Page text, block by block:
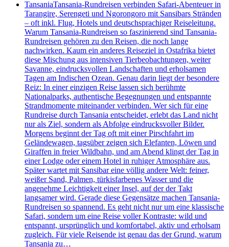
TansaniaTansania-Rundreisen verbinden Safari-Abenteuer in
Tarangire, Serengeti und Ngorongoro mit Sansibars Stränden
– oft inkl. Flug, Hotels und deutschsprachiger Reiseleitung.
Warum Tansania-Rundreisen so faszinierend sind Tansania-
Rundreisen gehören zu den Reisen, die noch lange
nachwirken. Kaum ein anderes Reiseziel in Ostafrika bietet
diese Mischung aus intensiven Tierbeobachtungen, weiter
Savanne, eindrucksvollen Landschaften und erholsamen
Tagen am Indischen Ozean. Genau darin liegt der besondere
Reiz: In einer einzigen Reise lassen sich berühmte
Nationalparks, authentische Begegnungen und entspannte
Strandmomente miteinander verbinden. Wer sich für eine
Rundreise durch Tansania entscheidet, erlebt das Land nicht
nur als Ziel, sondern als Abfolge eindrucksvoller Bilder.
Morgens beginnt der Tag oft mit einer Pirschfahrt im
Geländewagen, tagsüber zeigen sich Elefanten, Löwen und
Giraffen in freier Wildbahn, und am Abend klingt der Tag in
einer Lodge oder einem Hotel in ruhiger Atmosphäre aus.
Später wartet mit Sansibar eine völlig andere Welt: feiner,
weißer Sand, Palmen, türkisfarbenes Wasser und die
angenehme Leichtigkeit einer Insel, auf der der Takt
langsamer wird. Gerade diese Gegensätze machen Tansania-
Rundreisen so spannend. Es geht nicht nur um eine klassische
Safari, sondern um eine Reise voller Kontraste: wild und
entspannt, ursprünglich und komfortabel, aktiv und erholsam
zugleich. Für viele Reisende ist genau das der Grund, warum
Tansania zu…